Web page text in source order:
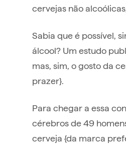
cervejas não
Sabia que é possível,
álcool? Um estudo
mas, sim, o gosto da
prazer}.
Para chegar a essa
cérebros de 49
cerveja {da marca